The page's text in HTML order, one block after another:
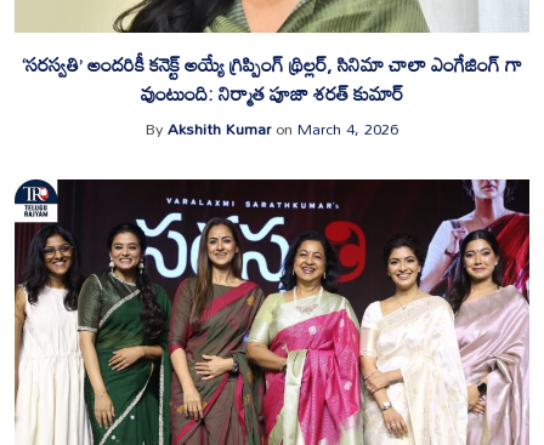
‘సరస్వతి’ అందరికీ కనెక్ట్ అయ్యే గ్రిప్పింగ్ థ్రిల్లర్, సినిమా చాలా ఎంగేజింగ్ గా
వుంటుంది: నిర్మాత పూజా శరత్ కుమార్
ByAkshith KumaronMarch 4, 2026